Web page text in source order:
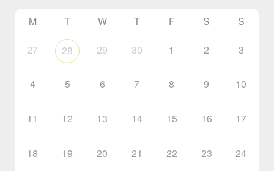
M T W T F S S
27 28 29 30 1 2 3
4 5 6 7 8 9 10
11 12 13 14 15 16 17
18 19 20 21 22 23 24